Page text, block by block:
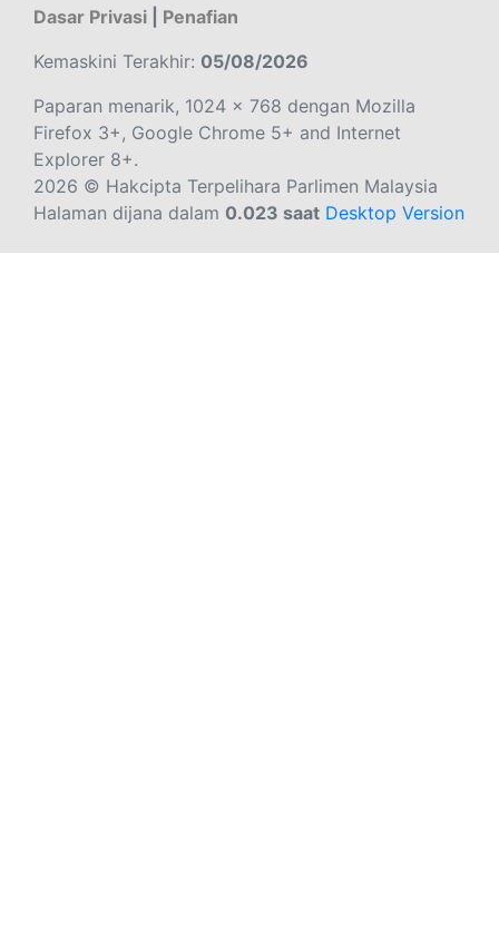
Dasar Privasi
Penafian
Kemaskini Terakhir: 05/08/2026
Paparan menarik, 1024 x 768 dengan Mozilla
Firefox 3+, Google Chrome 5+ and Internet
Explorer 8+.
2026 © Hakcipta Terpelihara Parlimen Malaysia
Halaman dijana dalam 0.023 saat Desktop Version